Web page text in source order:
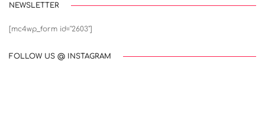
NEWSLETTER
[mc4wp_form id="2603"]
FOLLOW US @ INSTAGRAM